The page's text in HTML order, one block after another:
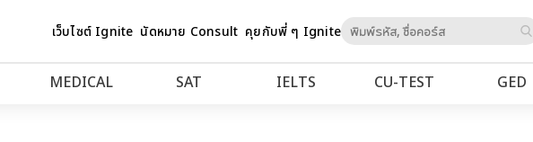
เว็บไซต์ Ignite นัดหมาย Consult คุยกับพี่ ๆ Igniteto
MEDICAL SAT IELTS CU‑TEST GED